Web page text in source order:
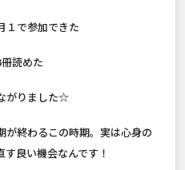
１で参加できた
読めた
がりました☆
が終わるこの時期。実は心身の
良い機会なんです！